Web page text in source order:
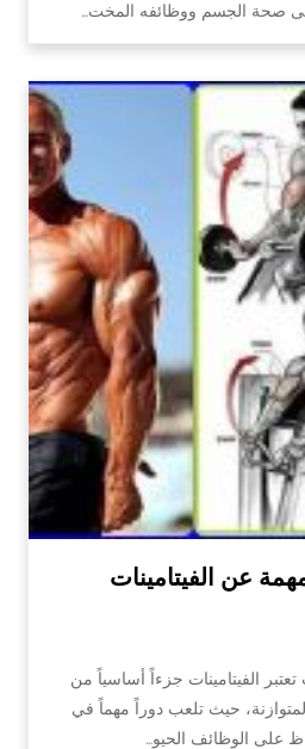
صحة الجسم ووظائفه المخت…
عن الفيتامينات
الفيتامينات جزءاً أساسياً من
حيث تلعب دوراً مهماً في
على الوظائف الحيو…